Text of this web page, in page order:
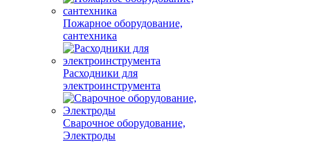
Пожарное оборудование,
сантехника
Расходники для
электроинструмента
Сварочное оборудование,
Электроды